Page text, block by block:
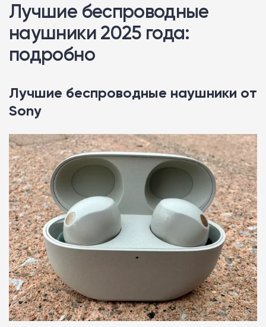
Лучшие беспроводные
наушники 2025 года:
подробно
Лучшие беспроводные наушники от
Sony